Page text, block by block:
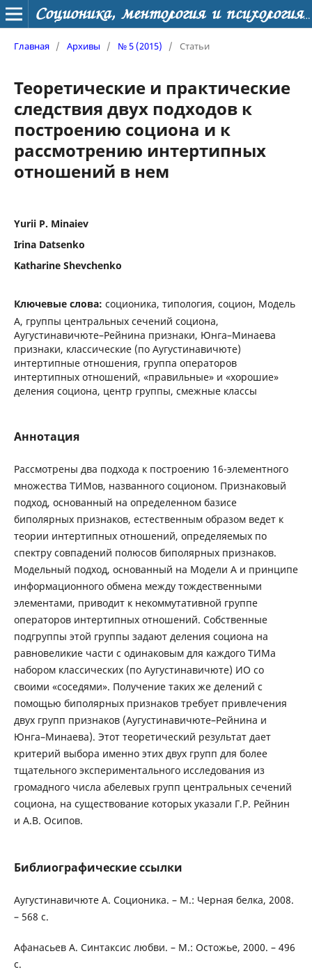
Соционика, ментология и психология личности
Главная / Архивы / № 5 (2015) / Статьи
Теоретические и практические
следствия двух подходов к
построению социона и к
рассмотрению интертипных
отношений в нем
Yurii P. Minaiev
Irina Datsenko
Katharine Shevchenko
Ключевые слова: соционика, типология, социон, Модель
А, группы центральных сечений социона,
Аугустинавичюте–Рейнина признаки, Юнга–Минаева
признаки, классические (по Аугустинавичюте)
интертипные отношения, группа операторов
интертипных отношений, «правильные» и «хорошие»
деления социона, центр группы, смежные классы
Аннотация
Рассмотрены два подхода к построению 16-элементного
множества ТИМов, названного соционом. Признаковый
подход, основанный на определенном базисе
биполярных признаков, естественным образом ведет к
теории интертипных отношений, определяемых по
спектру совпадений полюсов биполярных признаков.
Модельный подход, основанный на Модели А и принципе
информационного обмена между тождественными
элементами, приводит к некоммутативной группе
операторов интертипных отношений. Собственные
подгруппы этой группы задают деления социона на
равновеликие части с одинаковым для каждого ТИМа
набором классических (по Аугустинавичюте) ИО со
своими «соседями». Получение таких же делений с
помощью биполярных признаков требует привлечения
двух групп признаков (Аугустинавичюте–Рейнина и
Юнга–Минаева). Этот теоретический результат дает
критерий выбора именно этих двух групп для более
тщательного экспериментального исследования из
громадного числа абелевых групп центральных сечений
социона, на существование которых указали Г.Р. Рейнин
и А.В. Осипов.
Библиографические ссылки
Аугустинавичюте А. Соционика. – М.: Черная белка, 2008.
– 568 с.
Афанасьев А. Синтаксис любви. – М.: Остожье, 2000. – 496
с.